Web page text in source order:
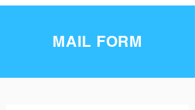
MAIL FORM